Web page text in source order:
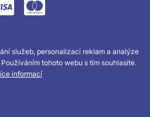
služeb, personalizaci reklam a analýze
tohoto webu s tím souhlasíte.
informací